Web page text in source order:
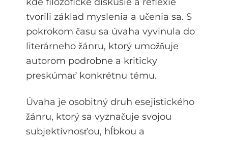
tvorili základ myslenia a učenia sa. S
pokrokom času sa úvaha vyvinula do
literárneho žánru, ktorý umožňuje
autorom podrobne a kriticky
preskúmať konkrétnu tému.
Úvaha je osobitný druh esejistického
žánru, ktorý sa vyznačuje svojou
subjektívnosťou, hĺbkou a